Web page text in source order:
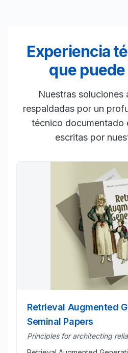
Experiencia
que
Nuestras soluciones
respaldadas por un
técnico documentado
escritas por
Retrieval Augmented
Seminal Papers
Principles for architecting